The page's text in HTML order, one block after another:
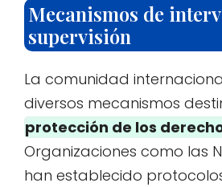
Mecanismos de
supervisión
La comunidad
diversos mecanismos
protección de los
Organizaciones como las
han establecido